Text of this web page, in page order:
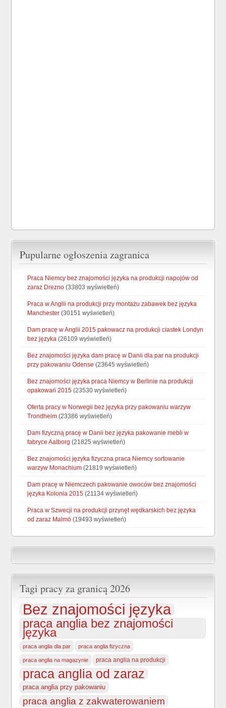
Pupularne ogłoszenia zagranica
Praca Niemcy bez znajomości języka na produkcji napojów od
zaraz Drezno (33803 wyświetleń)
Praca w Anglii na produkcji przy montażu zabawek bez języka
Manchester (30151 wyświetleń)
Dam pracę w Anglii 2015 pakowacz na produkcji ciastek Londyn
bez języka (26109 wyświetleń)
Bez znajomości języka dam pracę w Danii dla par na produkcji
przy pakowaniu Odense (23645 wyświetleń)
Bez znajomości języka praca Niemcy w Berlinie na produkcji
opakowań 2015 (23530 wyświetleń)
Oferta pracy w Norwegii bez języka przy pakowaniu warzyw
Trondheim (23386 wyświetleń)
Dam fizyczną pracę w Danii bez języka pakowanie mebli w
fabryce Aalborg (21825 wyświetleń)
Bez znajomości języka fizyczna praca Niemcy sortowanie
warzyw Monachium (21819 wyświetleń)
Dam pracę w Niemczech pakowanie owoców bez znajomości
języka Kolonia 2015 (21134 wyświetleń)
Praca w Szwecji na produkcji przynęt wędkarskich bez języka
od zaraz Malmö (19493 wyświetleń)
Tagi pracy za granicą 2026
Bez znajomości języka
praca anglia bez znajomości
języka
praca anglia dla par praca anglia fizyczna
praca anglia na magazynie praca anglia na produkcji
praca anglia od zaraz
praca anglia przy pakowaniu
praca anglia z zakwaterowaniem